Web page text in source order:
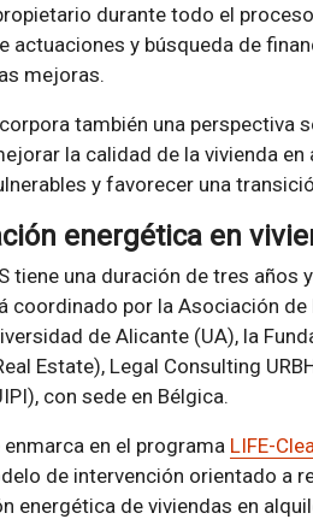
durante todo el
actuaciones y búsqueda de
mejoras.
también una perspectiva
la calidad de la vivienda
y favorecer una
energética en
tiene una duración de tres
coordinado por la Asociación
de Alicante (UA), la
Estate), Legal Consulting
con sede en Bélgica.
en el programa LIFE-
de intervención orientado a
energética de viviendas en